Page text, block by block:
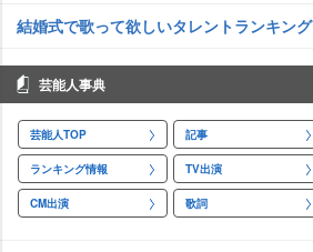
結婚式で歌って欲しいタレントランキング
芸能人事典
芸能人TOP 記事
ランキング情報 TV出演
CM出演 歌詞